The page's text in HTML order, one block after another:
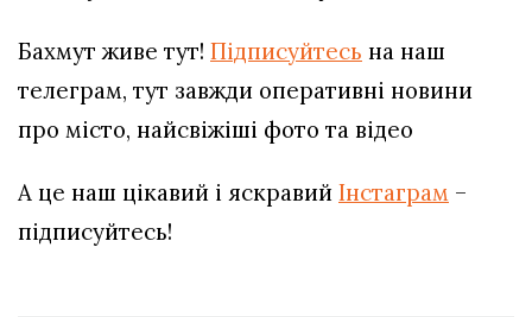
Бахмут живе тут! Підписуйтесь на наш
телеграм, тут завжди оперативні новини
про місто, найсвіжіші фото та відео
А це наш цікавий і яскравий Інстаграм –
підписуйтесь!